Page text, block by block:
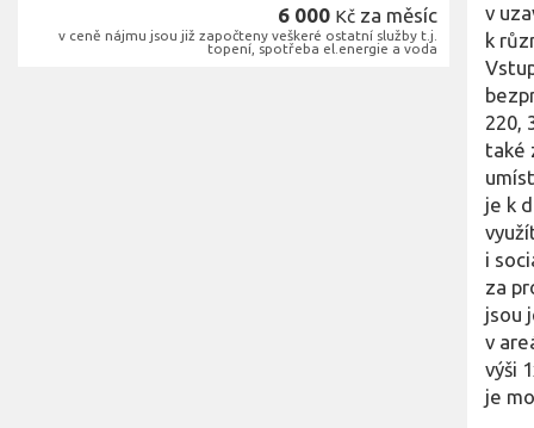
6 000 Kč za měsíc
v ceně nájmu jsou již započteny veškeré ostatní služby t.j.
topení, spotřeba el.energie a voda
v
k
220,
také
je k
i
za
jsou
v
výši
je